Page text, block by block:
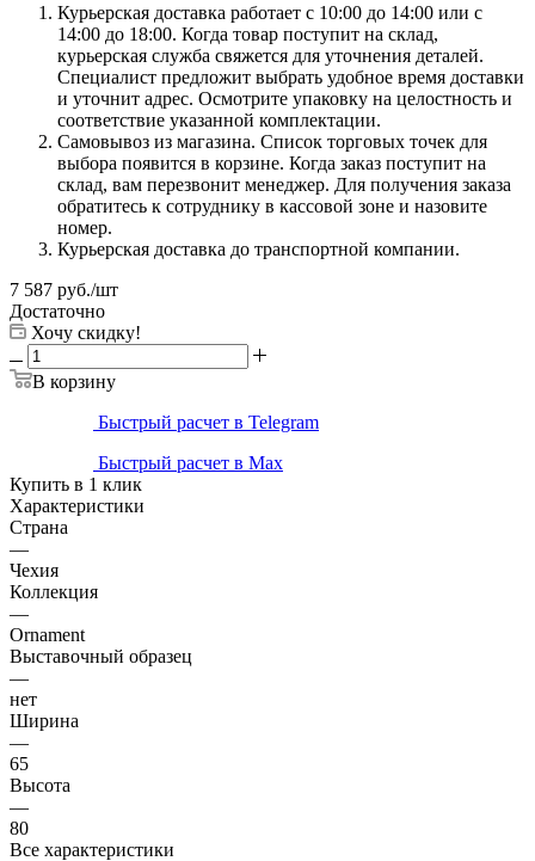
Курьерская доставка работает с 10:00 до 14:00 или с
14:00 до 18:00. Когда товар поступит на склад,
курьерская служба свяжется для уточнения деталей.
Специалист предложит выбрать удобное время доставки
и уточнит адрес. Осмотрите упаковку на целостность и
соответствие указанной комплектации.
Самовывоз из магазина. Список торговых точек для
выбора появится в корзине. Когда заказ поступит на
склад, вам перезвонит менеджер. Для получения заказа
обратитесь к сотруднику в кассовой зоне и назовите
номер.
Курьерская доставка до транспортной компании.
7 587 руб./шт
Достаточно
Хочу скидку!
В корзину
Быстрый расчет в Telegram
Быстрый расчет в Max
Купить в 1 клик
Характеристики
Страна
—
Чехия
Коллекция
—
Ornament
Выставочный образец
—
нет
Ширина
—
65
Высота
—
80
Все характеристики